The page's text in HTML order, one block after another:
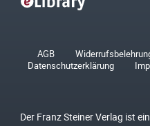
AGB
Datenschutzerklärung
Der Franz Steiner Verlag ist